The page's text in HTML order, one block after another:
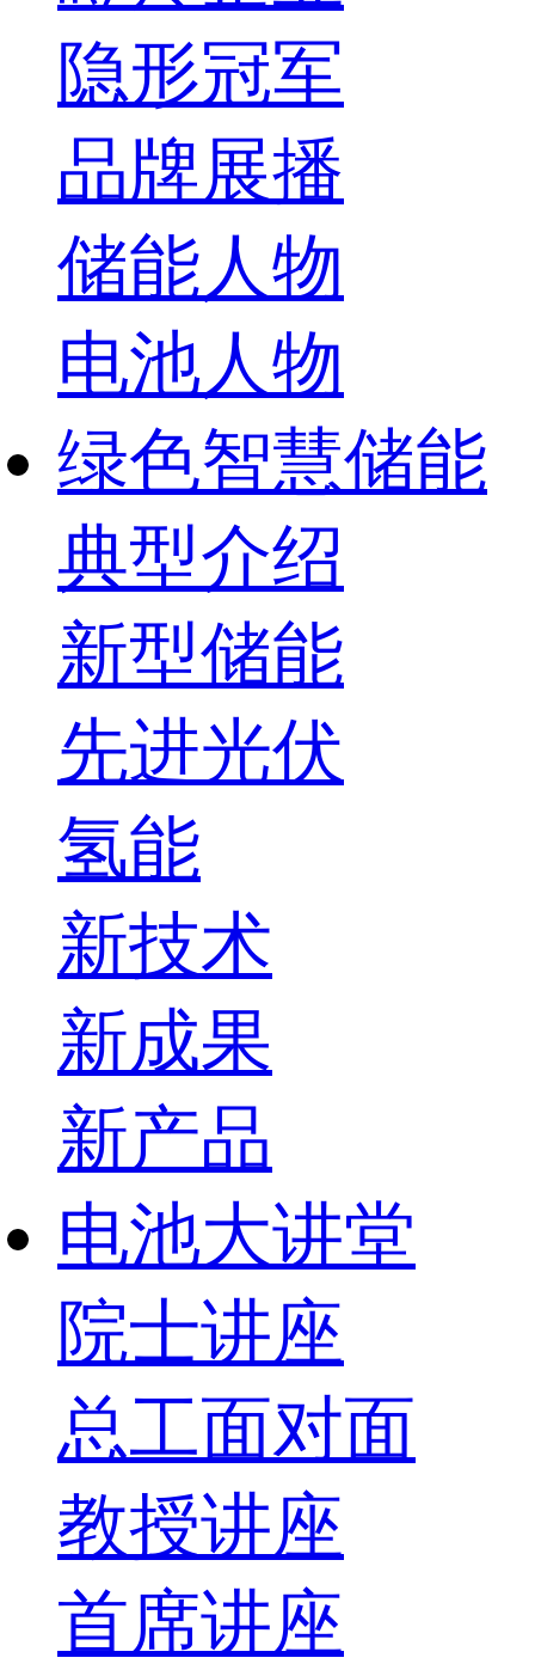
隐形冠军
品牌展播
储能人物
电池人物
绿色智慧储能
典型介绍
新型储能
先进光伏
氢能
新技术
新成果
新产品
电池大讲堂
院士讲座
总工面对面
教授讲座
首席讲座